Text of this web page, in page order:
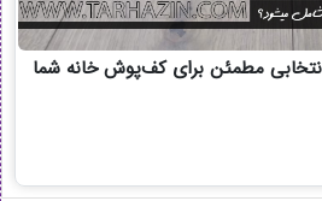
انتخابی مطمئن برای کف‌پوش خانه شما